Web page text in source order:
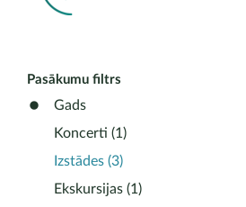
Pasākumu filtrs
Gads
Koncerti (1)
Izstādes (3)
Ekskursijas (1)